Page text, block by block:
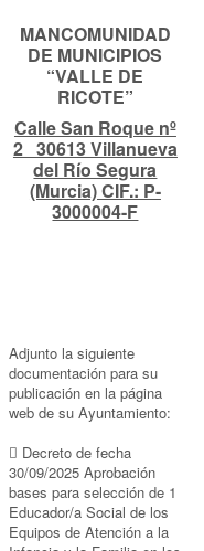
MANCOMUNIDAD
DE MUNICIPIOS
“VALLE DE
RICOTE”
Calle San Roque nº
2 30613 Villanueva
del Río Segura
(Murcia) CIF.: P-
3000004-F
Adjunto la siguiente
documentación para su
publicación en la página
web de su Ayuntamiento:
 Decreto de fecha
30/09/2025 Aprobación
bases para selección de 1
Educador/a Social de los
Equipos de Atención a la